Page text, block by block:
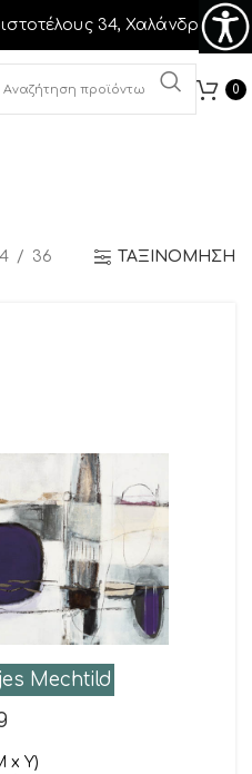
34, Χαλάνδρι
0
36 ΤΑΞΙΝΟΜΗΣΗ
Mechtild
x Y)